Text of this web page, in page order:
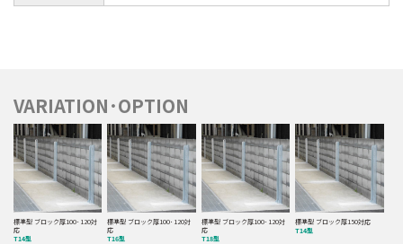
VARIATION･OPTION
標準型 ブロック厚100･120対
応
T14型
標準型 ブロック厚100･120対
応
T16型
標準型 ブロック厚100･120対
応
T18型
標準型 ブロック厚150対応
T14型